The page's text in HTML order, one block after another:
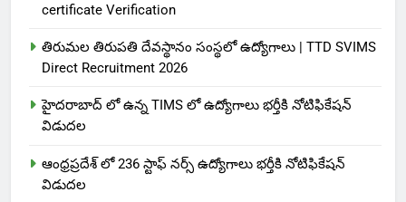
certificate Verification
తిరుమల తిరుపతి దేవస్థానం సంస్థలో ఉద్యోగాలు | TTD SVIMS
Direct Recruitment 2026
హైదరాబాద్ లో ఉన్న TIMS లో ఉద్యోగాలు భర్తీకి నోటిఫికేషన్
విడుదల
ఆంధ్రప్రదేశ్ లో 236 స్టాఫ్ నర్స్ ఉద్యోగాలు భర్తీకి నోటిఫికేషన్
విడుదల